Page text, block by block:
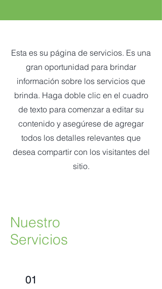
Esta es su página de servicios. Es una
gran oportunidad para brindar
información sobre los servicios que
brinda. Haga doble clic en el cuadro
de texto para comenzar a editar su
contenido y asegúrese de agregar
todos los detalles relevantes que
desea compartir con los visitantes del
sitio.
Nuestro
Servicios
01